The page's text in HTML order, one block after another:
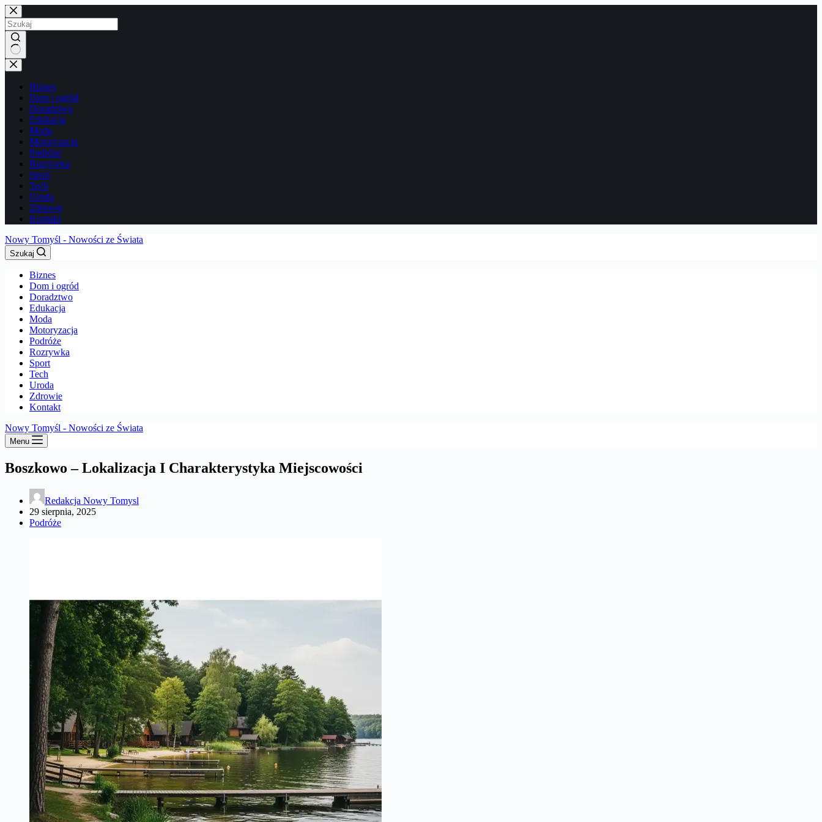
Przejdź
do
treści
Brak
wyników
Biznes
Dom i ogród
Doradztwo
Edukacja
Moda
Motoryzacja
Podróże
Rozrywka
Sport
Tech
Uroda
Zdrowie
Kontakt
Nowy Tomyśl - Nowości ze Świata
Szukaj
Biznes
Dom i ogród
Doradztwo
Edukacja
Moda
Motoryzacja
Podróże
Rozrywka
Sport
Tech
Uroda
Zdrowie
Kontakt
Nowy Tomyśl - Nowości ze Świata
Menu
Boszkowo – Lokalizacja I Charakterystyka Miejscowości
Redakcja Nowy Tomysl
29 sierpnia, 2025
Podróże